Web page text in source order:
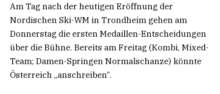
Am Tag nach der heutigen Eröffnung der
Nordischen Ski-WM in Trondheim gehen am
Donnerstag die ersten Medaillen-Entscheidungen
über die Bühne. Bereits am Freitag (Kombi, Mixed-
Team; Damen-Springen Normalschanze) könnte
Österreich „anschreiben“.